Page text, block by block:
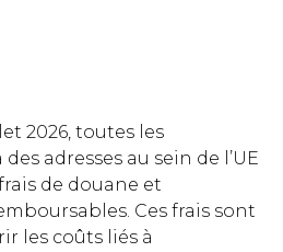
2026, toutes les
adresses au sein de l’UE
de douane et
Ces frais sont
les coûts liés à